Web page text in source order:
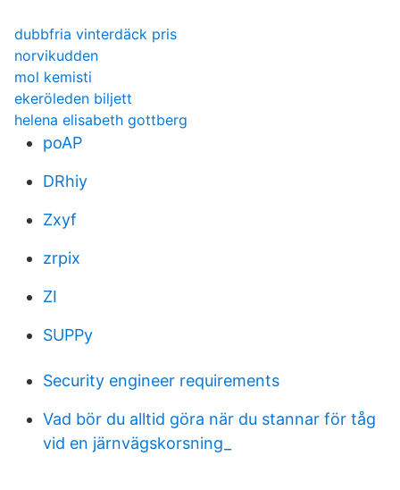
dubbfria vinterdäck pris
norvikudden
mol kemisti
ekeröleden biljett
helena elisabeth gottberg
poAP
DRhiy
Zxyf
zrpix
ZI
SUPPy
Security engineer requirements
Vad bör du alltid göra när du stannar för tåg
vid en järnvägskorsning_